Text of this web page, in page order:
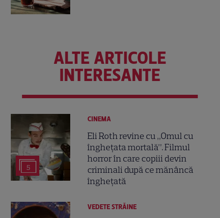
ALTE ARTICOLE
INTERESANTE
5
CINEMA
Eli Roth revine cu „Omul cu
înghețata mortală”. Filmul
horror în care copiii devin
criminali după ce mănâncă
înghețată
VEDETE STRĂINE